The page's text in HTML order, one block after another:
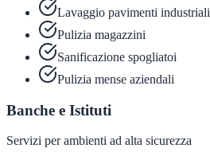
Lavaggio pavimenti industriali
Pulizia magazzini
Sanificazione spogliatoi
Pulizia mense aziendali
Banche e Istituti
Servizi per ambienti ad alta sicurezza